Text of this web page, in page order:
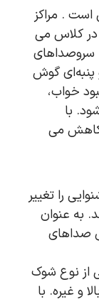
است . مراکز
در کلاس می
سروصداهای
پنبه‌ای گوش
خواب،
با
کاهش می
را تغییر
به عنوان
صداهای
از نوع شوک
و غیره. با